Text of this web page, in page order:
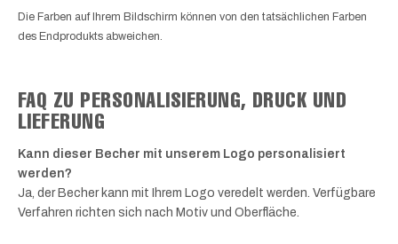
Die Farben auf Ihrem Bildschirm können von den tatsächlichen Farben
des Endprodukts abweichen.
FAQ ZU PERSONALISIERUNG, DRUCK UND
LIEFERUNG
Kann dieser Becher mit unserem Logo personalisiert
werden?
Ja, der Becher kann mit Ihrem Logo veredelt werden. Verfügbare
Verfahren richten sich nach Motiv und Oberfläche.